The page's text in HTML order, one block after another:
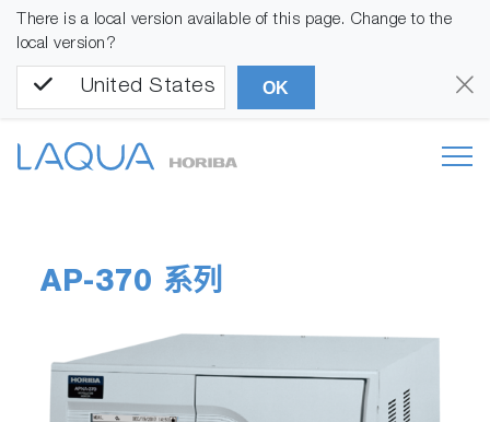
There is a local version available of this page. Change to the
local version?
United States OK
AP-370 系列